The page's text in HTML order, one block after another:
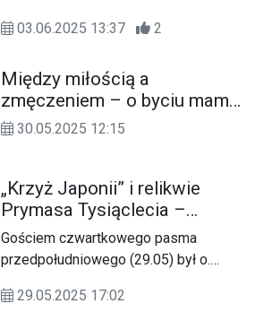
03.06.2025 13:37
2
Między miłością a
zmęczeniem – o byciu mamą
naprawdę
30.05.2025 12:15
„Krzyż Japonii” i relikwie
Prymasa Tysiąclecia –
rozmowa z o. Mariuszem
Książkiem
Gościem czwartkowego pasma
przedpołudniowego (29.05) był o.
pw. Zwiastowania NMP OO
29.05.2025 17:02